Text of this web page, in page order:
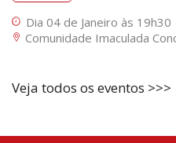
Dia 04 de Janeiro às 19h30
Comunidade Imaculada
Veja todos os eventos >>>